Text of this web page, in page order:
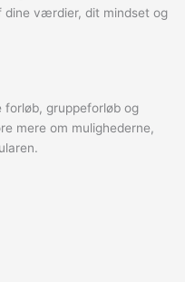
værdier, dit mindset og
gruppeforløb og
mere om mulighederne,